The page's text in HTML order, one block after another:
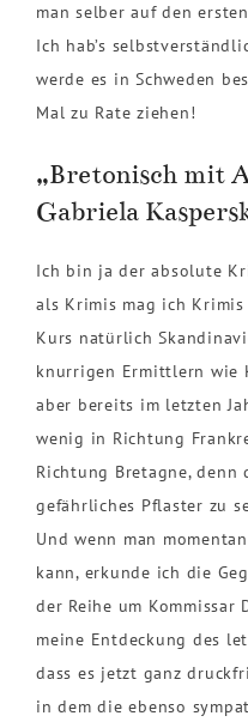
man selber auf den
Ich hab’s
werde es in Schweden
Mal zu Rate ziehen!
„Bretonisch mit
Gabriela
Ich bin ja der absolute
als Krimis mag ich
Kurs natürlich
knurrigen Ermittlern wie
aber bereits im letzten
wenig in Richtung
Richtung Bretagne, denn
gefährliches Pflaster zu
Und wenn man
kann, erkunde ich die
der Reihe um Kommissar
meine Entdeckung des
dass es jetzt ganz
in dem die ebenso